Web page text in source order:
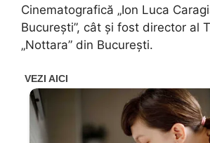
Cinematografică „Ion Luca
București”, cât și fost director al
„Nottara” din București.